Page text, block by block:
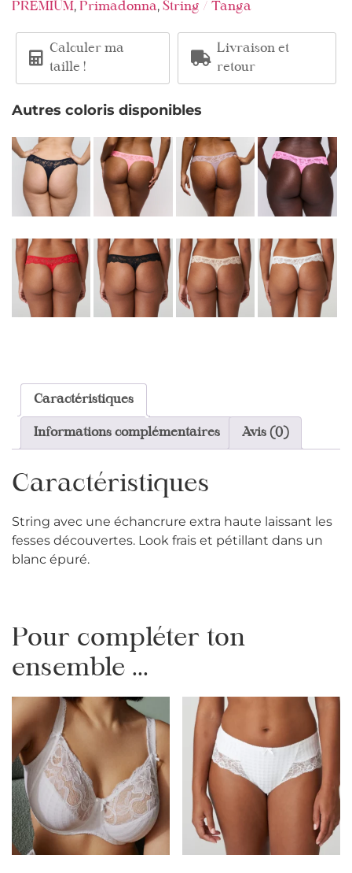
PREMIUM, Primadonna, String / Tanga
Calculer ma
taille !
Livraison et
retour
Autres coloris disponibles
Caractéristiques
Informations complémentaires Avis (0)
Caractéristiques
String avec une échancrure extra haute laissant les
fesses découvertes. Look frais et pétillant dans un
blanc épuré.
Pour compléter ton
ensemble ...